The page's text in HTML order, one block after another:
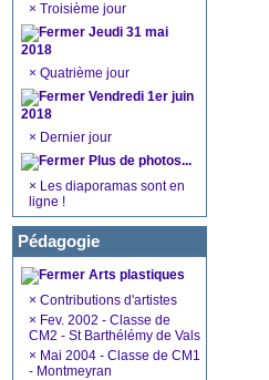
× Troisième jour
Jeudi 31 mai
2018
× Quatrième jour
Vendredi 1er juin
2018
× Dernier jour
Plus de photos...
× Les diaporamas sont en
ligne !
Pédagogie
Arts plastiques
× Contributions d'artistes
× Fev. 2002 - Classe de
CM2 - St Barthélémy de Vals
× Mai 2004 - Classe de CM1
- Montmeyran